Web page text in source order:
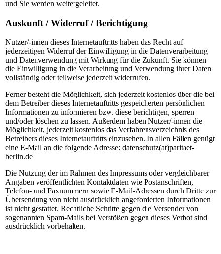
und Sie werden weitergeleitet.
Auskunft / Widerruf / Berichtigung
Nutzer/-innen dieses Internetauftritts haben das Recht auf
jederzeitigen Widerruf der Einwilligung in die Datenverarbeitung
und Datenverwendung mit Wirkung für die Zukunft. Sie können
die Einwilligung in die Verarbeitung und Verwendung ihrer Daten
vollständig oder teilweise jederzeit widerrufen.
Ferner besteht die Möglichkeit, sich jederzeit kostenlos über die bei
dem Betreiber dieses Internetauftritts gespeicherten persönlichen
Informationen zu informieren bzw. diese berichtigen, sperren
und/oder löschen zu lassen. Außerdem haben Nutzer/-innen die
Möglichkeit, jederzeit kostenlos das Verfahrensverzeichnis des
Betreibers dieses Internetauftritts einzusehen. In allen Fällen genügt
eine E-Mail an die folgende Adresse: datenschutz(at)paritaet-
berlin.de
Die Nutzung der im Rahmen des Impressums oder vergleichbarer
Angaben veröffentlichten Kontaktdaten wie Postanschriften,
Telefon- und Faxnummern sowie E-Mail-Adressen durch Dritte zur
Übersendung von nicht ausdrücklich angeforderten Informationen
ist nicht gestattet. Rechtliche Schritte gegen die Versender von
sogenannten Spam-Mails bei Verstößen gegen dieses Verbot sind
ausdrücklich vorbehalten.